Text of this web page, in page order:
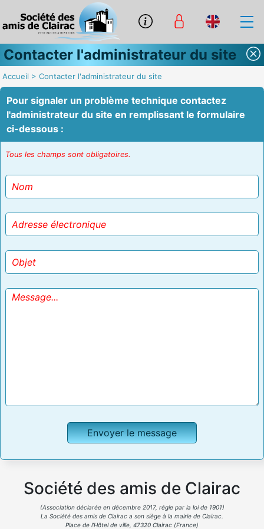
Contacter l'administrateur du site
Accueil > Contacter l'administrateur du site
Pour signaler un problème technique contactez
l'administrateur du site en remplissant le formulaire
ci-dessous :
Tous les champs sont obligatoires.
Société des amis de Clairac
(Association déclarée en décembre 2017, régie par la loi de 1901)
La Société des amis de Clairac a son siège à la mairie de Clairac.
Place de l’Hôtel de ville, 47320 Clairac (France)